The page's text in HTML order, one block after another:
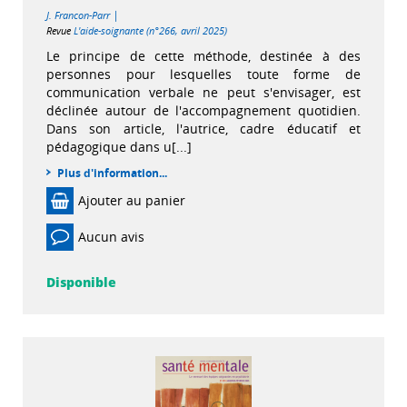
J. Francon-Parr |
Revue L'aide-soignante (n°266, avril 2025)
Le principe de cette méthode, destinée à des
personnes pour lesquelles toute forme de
communication verbale ne peut s'envisager, est
déclinée autour de l'accompagnement quotidien.
Dans son article, l'autrice, cadre éducatif et
pédagogique dans u[...]
Plus d'information...
Ajouter au panier
Aucun avis
Disponible